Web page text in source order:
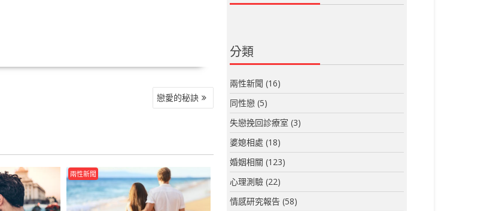
戀愛的秘訣
兩性新聞
分類
兩性新聞 (16)
同性戀(5)
失戀挽回診療室 (3)
婆媳相處 (18)
婚姻相關 (123)
心理測驗(22)
情感研究報告(58)